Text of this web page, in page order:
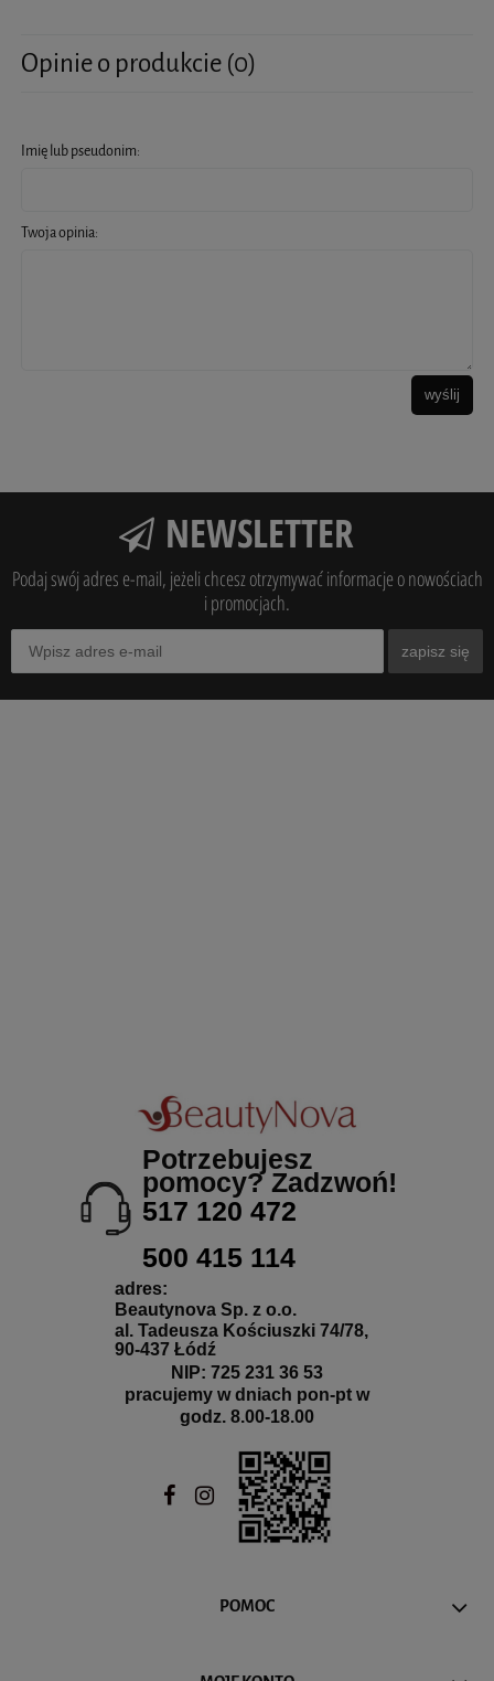
Opinie o produkcie (0)
Imię lub pseudonim:
Twoja opinia:
wyślij
NEWSLETTER
Podaj swój adres e-mail, jeżeli chcesz otrzymywać informacje o nowościach
i promocjach.
zapisz się
Potrzebujesz
pomocy? Zadzwoń!
517 120 472
500 415 114
adres:
Beautynova Sp. z o.o.
al. Tadeusza Kościuszki 74/78,
90-437 Łódź
NIP: 725 231 36 53
pracujemy w dniach pon-pt w
godz. 8.00-18.00
POMOC